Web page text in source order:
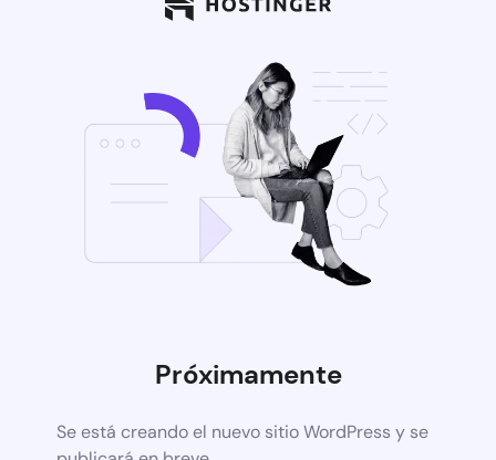
Próximamente
Se está creando el nuevo sitio WordPress y se